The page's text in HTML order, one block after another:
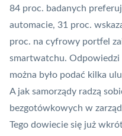
84 proc. badanych
automacie, 31 proc.
proc. na cyfrowy portfel
smartwatchu. Odpowiedzi
można było podać kilka
A jak samorządy radzą
bezgotówkowych w
Tego dowiecie się już